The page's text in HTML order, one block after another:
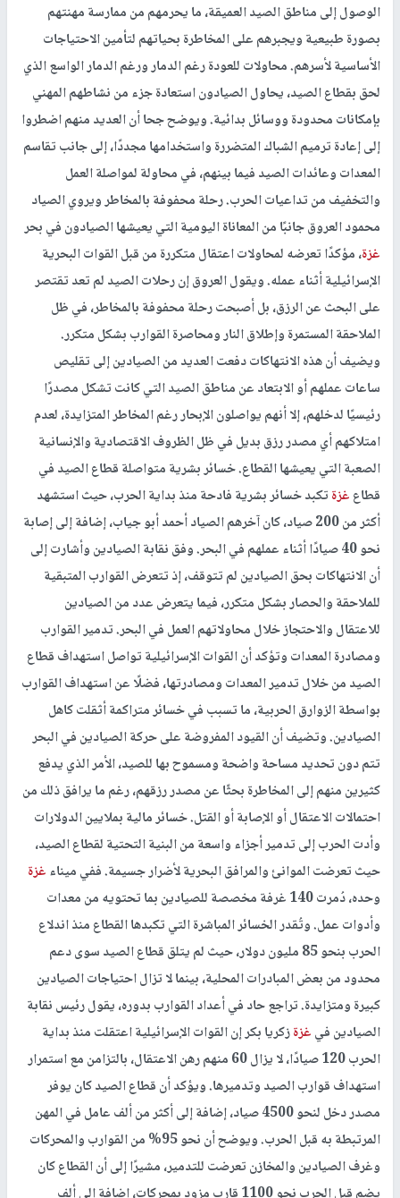
الوصول إلى مناطق الصيد العميقة، ما يحرمهم من ممارسة مهنتهم
بصورة طبيعية ويجبرهم على المخاطرة بحياتهم لتأمين الاحتياجات
الأساسية لأسرهم. محاولات للعودة رغم الدمار ورغم الدمار الواسع الذي
لحق بقطاع الصيد، يحاول الصيادون استعادة جزء من نشاطهم المهني
بإمكانات محدودة ووسائل بدائية. ويوضح جحا أن العديد منهم اضطروا
إلى إعادة ترميم الشباك المتضررة واستخدامها مجددًا، إلى جانب تقاسم
المعدات وعائدات الصيد فيما بينهم، في محاولة لمواصلة العمل
والتخفيف من تداعيات الحرب. رحلة محفوفة بالمخاطر ويروي الصياد
محمود العروق جانبًا من المعاناة اليومية التي يعيشها الصيادون في بحر
غزة، مؤكدًا تعرضه لمحاولات اعتقال متكررة من قبل القوات البحرية
الإسرائيلية أثناء عمله. ويقول العروق إن رحلات الصيد لم تعد تقتصر
على البحث عن الرزق، بل أصبحت رحلة محفوفة بالمخاطر، في ظل
الملاحقة المستمرة وإطلاق النار ومحاصرة القوارب بشكل متكرر.
ويضيف أن هذه الانتهاكات دفعت العديد من الصيادين إلى تقليص
ساعات عملهم أو الابتعاد عن مناطق الصيد التي كانت تشكل مصدرًا
رئيسيًا لدخلهم، إلا أنهم يواصلون الإبحار رغم المخاطر المتزايدة، لعدم
امتلاكهم أي مصدر رزق بديل في ظل الظروف الاقتصادية والإنسانية
الصعبة التي يعيشها القطاع. خسائر بشرية متواصلة قطاع الصيد في
قطاعغزةتكبد خسائر بشرية فادحة منذ بداية الحرب، حيث استشهد
أكثر من 200 صياد، كان آخرهم الصياد أحمد أبو جياب، إضافة إلى إصابة
نحو 40 صيادًا أثناء عملهم في البحر. وفق نقابة الصيادين وأشارت إلى
أن الانتهاكات بحق الصيادين لم تتوقف، إذ تتعرض القوارب المتبقية
للملاحقة والحصار بشكل متكرر، فيما يتعرض عدد من الصيادين
للاعتقال والاحتجاز خلال محاولاتهم العمل في البحر. تدمير القوارب
ومصادرة المعدات وتؤكد أن القوات الإسرائيلية تواصل استهداف قطاع
الصيد من خلال تدمير المعدات ومصادرتها، فضلًا عن استهداف القوارب
بواسطة الزوارق الحربية، ما تسبب في خسائر متراكمة أثقلت كاهل
الصيادين. وتضيف أن القيود المفروضة على حركة الصيادين في البحر
تتم دون تحديد مساحة واضحة ومسموح بها للصيد، الأمر الذي يدفع
كثيرين منهم إلى المخاطرة بحثًا عن مصدر رزقهم، رغم ما يرافق ذلك من
احتمالات الاعتقال أو الإصابة أو القتل. خسائر مالية بملايين الدولارات
وأدت الحرب إلى تدمير أجزاء واسعة من البنية التحتية لقطاع الصيد،
حيث تعرضت الموانئ والمرافق البحرية لأضرار جسيمة. ففي ميناءغزة
وحده، دُمرت 140 غرفة مخصصة للصيادين بما تحتويه من معدات
وأدوات عمل. وتُقدر الخسائر المباشرة التي تكبدها القطاع منذ اندلاع
الحرب بنحو 85 مليون دولار، حيث لم يتلق قطاع الصيد سوى دعم
محدود من بعض المبادرات المحلية، بينما لا تزال احتياجات الصيادين
كبيرة ومتزايدة. تراجع حاد في أعداد القوارب بدوره، يقول رئيس نقابة
الصيادين فيغزةزكريا بكر إن القوات الإسرائيلية اعتقلت منذ بداية
الحرب 120 صيادًا، لا يزال 60 منهم رهن الاعتقال، بالتزامن مع استمرار
استهداف قوارب الصيد وتدميرها. ويؤكد أن قطاع الصيد كان يوفر
مصدر دخل لنحو 4500 صياد، إضافة إلى أكثر من ألف عامل في المهن
المرتبطة به قبل الحرب. ويوضح أن نحو 95% من القوارب والمحركات
وغرف الصيادين والمخازن تعرضت للتدمير، مشيرًا إلى أن القطاع كان